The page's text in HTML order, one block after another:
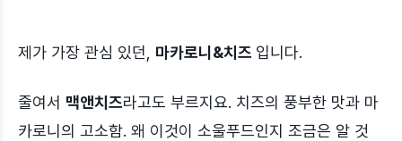
제가 가장 관심 있던, 마카로니&치즈 입니다.
줄여서 맥앤치즈라고도 부르지요. 치즈의 풍부한 맛과 마
카로니의 고소함. 왜 이것이 소울푸드인지 조금은 알 것